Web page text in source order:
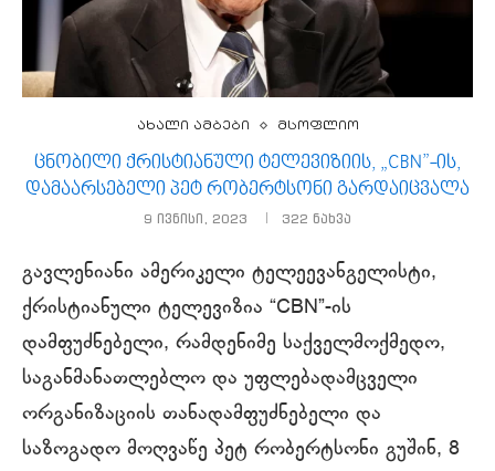
ახალი ამბები მსოფლიო
ცნობილი ქრისტიანული ტელევიზიის, „CBN”-ის,
დამაარსებელი პეტ რობერტსონი გარდაიცვალა
9 ივნისი, 2023 322 ნახვა
გავლენიანი ამერიკელი ტელეევანგელისტი,
ქრისტიანული ტელევიზია “CBN”-ის
დამფუძნებელი, რამდენიმე საქველმოქმედო,
საგანმანათლებლო და უფლებადამცველი
ორგანიზაციის თანადამფუძნებელი და
საზოგადო მოღვაწე პეტ რობერტსონი გუშინ, 8